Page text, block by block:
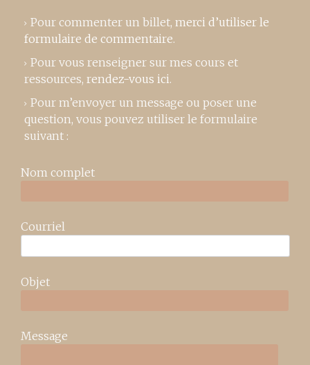
Pour commenter un billet, merci d’utiliser le
formulaire de commentaire.
Pour vous renseigner sur mes cours et
ressources, rendez-vous ici.
Pour m’envoyer un message ou poser une
question, vous pouvez utiliser le formulaire
suivant :
Nom complet
Courriel
Objet
Message